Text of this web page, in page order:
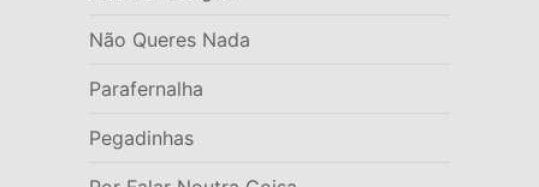
Não Queres Nada
Parafernalha
Pegadinhas